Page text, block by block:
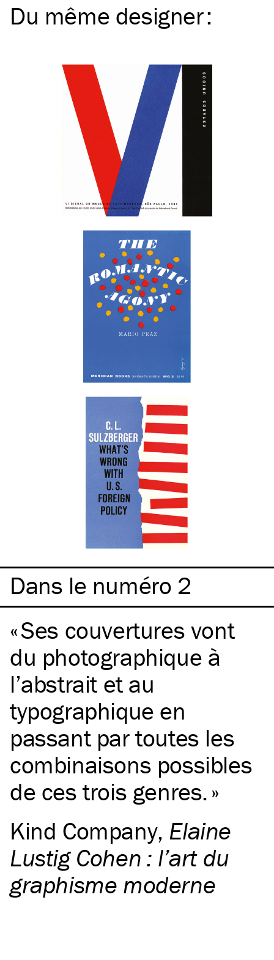
Du même designer:
Dans le numéro 2
Ses couvertures vont
du photographique à
l’abstrait et au
typographique en
passant par toutes les
combinaisons possibles
de ces trois genres.
Kind Company, Elaine
Lustig Cohen : l’art du
graphisme moderne